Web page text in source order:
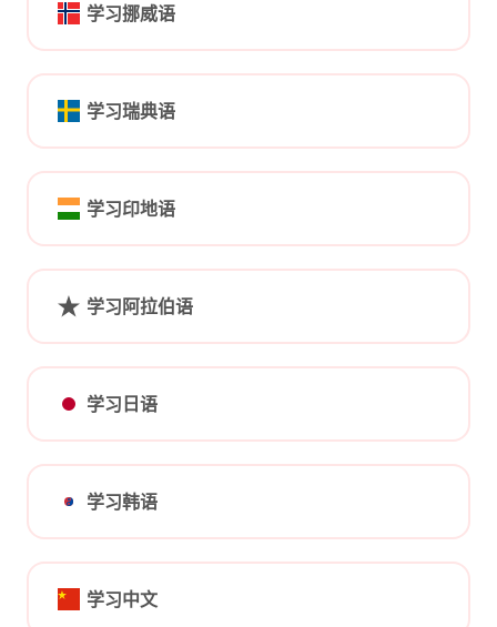
学习挪威语
学习瑞典语
学习印地语
学习阿拉伯语
学习日语
学习韩语
学习中文